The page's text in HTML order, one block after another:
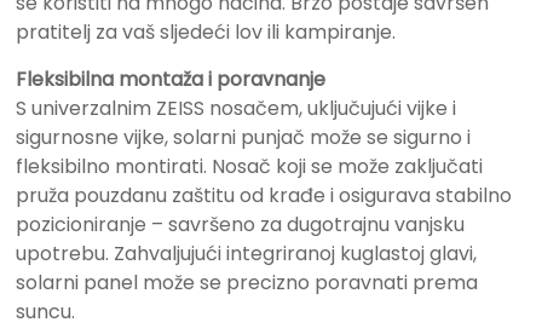
pratitelj za vaš sljedeći lov ili kampiranje.
Fleksibilna montaža i poravnanje
S univerzalnim ZEISS nosačem, uključujući vijke i
sigurnosne vijke, solarni punjač može se sigurno i
fleksibilno montirati. Nosač koji se može zaključati
pruža pouzdanu zaštitu od krađe i osigurava stabilno
pozicioniranje – savršeno za dugotrajnu vanjsku
upotrebu. Zahvaljujući integriranoj kuglastoj glavi,
solarni panel može se precizno poravnati prema
suncu.